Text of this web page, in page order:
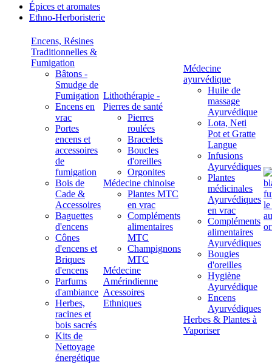
Épices et aromates
Ethno-Herboristerie
Encens, Résines
Traditionnelles &
Fumigation
Bâtons -
Smudge de
Fumigation
Encens en
vrac
Portes
encens et
accessoires
de
fumigation
Bois de
Cade &
Accessoires
Baguettes
d'encens
Cônes
d'encens et
Briques
d'encens
Parfums
d'ambiance
Herbes,
racines et
bois sacrés
Kits de
Nettoyage
énergétique
Lithothérapie -
Pierres de santé
Pierres
roulées
Bracelets
Boucles
d'oreilles
Orgonites
Médecine chinoise
Plantes MTC
en vrac
Compléments
alimentaires
MTC
Champignons
MTC
Médecine
Amérindienne
Acessoires
Ethniques
Médecine
ayurvédique
Huile de
massage
Ayurvédique
Lota, Neti
Pot et Gratte
Langue
Infusions
Ayurvédiques
Plantes
médicinales
Ayurvédiques
en vrac
Compléments
alimentaires
Ayurvédiques
Bougies
d'oreilles
Hygiène
Ayurvédique
Encens
Ayurvédiques
Herbes & Plantes à
Vaporiser